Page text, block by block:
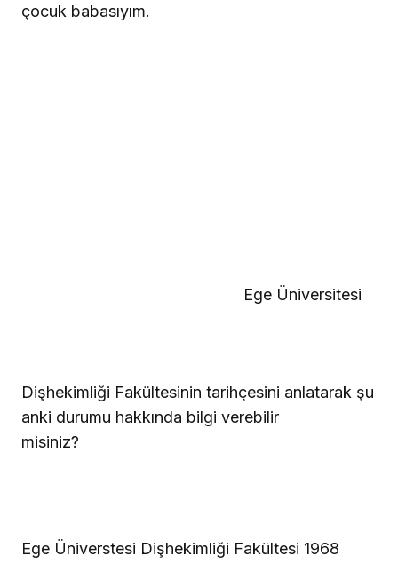
çocuk babasıyım.
Ege Üniversitesi
Dişhekimliği Fakültesinin tarihçesini anlatarak şu
anki durumu hakkında bilgi verebilir
misiniz?
Ege Üniverstesi Dişhekimliği Fakültesi 1968